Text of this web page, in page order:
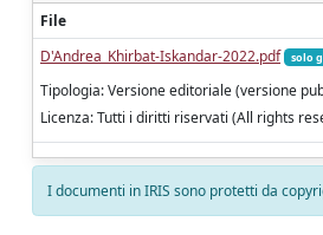
File
D'Andrea_Khirbat-Iskandar-2022.pdf
solo
Tipologia: Versione editoriale (versione
Licenza: Tutti i diritti riservati (All rights
I documenti in IRIS sono protetti da